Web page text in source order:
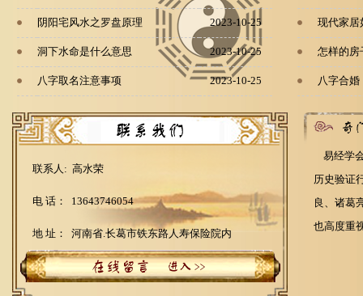
阴阳宅风水之罗盘原理 2023-10-25
洞下水命是什么意思 2023-10-25
八字取名注意事项 2023-10-25
现代家居
怎样的房
八字合婚
联系人: 高水荣
电 话： 13643746054
地 址： 河南省.长葛市铁东路人寿保险院内
易经学
历史验证
良、诸葛
也高度重